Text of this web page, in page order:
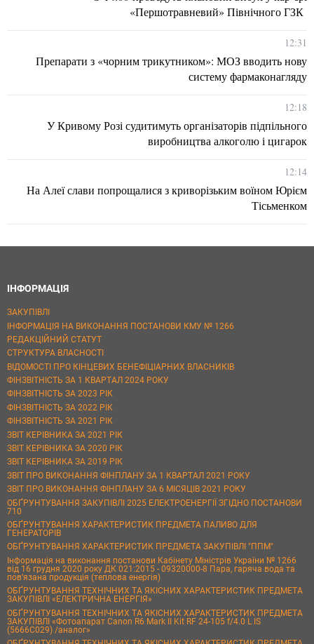
«Першотравневий» Північного ГЗК
12:31
Препарати з «чорним трикутником»: МОЗ вводить нову
систему фармаконагляду
12:18
У Кривому Розі судитимуть організаторів підпільного
виробництва алкоголю і цигарок
12:14
На Алеї слави попрощалися з криворізьким воїном Юрієм
Тісьменком
ІНФОРМАЦІЯ
ЗАКУПІВЛІ
ІНФОРМАЦІЯ НА ВИКОНАННЯ ПОСТАНОВИ КМУ № 1266
РЕДАКЦІЙНИЙ СТАТУТ
СТРУКТУРА ВЛАСНОСТІ
ВІДОМОСТІ ПРО КІНЦЕВИХ БЕНЕФІЦІАРНИХ ВЛАСНИКІВ
ФІНЗВІТНІСТЬ ЗА 1 КВАРТАЛ 2024 РОКУ
ФІНЗВІТНІСТЬ ЗА 2023 РІК
ФІНЗВІТНІСТЬ ЗА 2022 РІК
ФІНЗВІТНІСТЬ ЗА 2021 РІК
ЗВІТ КЕРІВНИКА ЗА 2021 РІК
ЗВІТ КЕРІВНИКА ЗА 2020 РІК
ЗВІТ КЕРІВНИКА ЗА 2019 РІК
ЗВІТ ПРО ВИКОНАННЯ ФІНПЛАНУ ЗА 1 КВАРТАЛ 2021 РОКУ
ЗВІТ ПРО ВИКОНАННЯ ФІНПЛАНУ ЗА 6 МІСЯЦІВ 2021 РОКУ
ОБҐРУНТУВАННЯ ЗАКУПІВЛІ 2025 ЕЛЕКТРОЕНЕРГІЇ ЗГІДНО ПОСТАНОВИ
710
ОБҐРУНТУВАННЯ ХАРАКТЕРИСТИК ПРЕДМЕТА ПАЛИВО ДЛЯ
ГЕНЕРАТОРІВ
ОБҐРУНТУВАННЯ ХАРАКТЕРИСТИК ПРЕДМЕТА ЗАКУПІВЛІ "ППМ"
Інформація на виконання постанови Кабінету Міністрів України № 1266
від 16 грудня 2020 року ДК 021:2015 - 09320000-8 Пара, гаряча вода та
пов’язана продукція (теплова енергія)
ОБҐРУНТУВАННЯ ТЕХНІЧНИХ ТА ЯКІСНИХ ХАРАКТЕРИСТИК ПРЕДМЕТА
ЗАКУПІВЛІ «ЕЛЕКТРИЧНА ЕНЕРГІЯ»
ОБҐРУНТУВАННЯ ТЕХНІЧНИХ ТА ЯКІСНИХ ХАРАКТЕРИСТИК ПРЕДМЕТА
ЗАКУПІВЛІ «Фотоапарат Canon R6 Mark II Kit RF 24-105 f/4.0 L IS
(5666C029) /аналог»